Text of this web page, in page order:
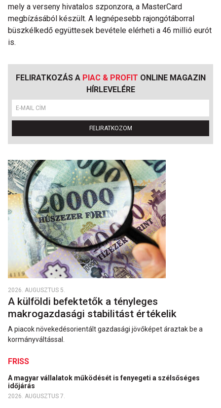
mely a verseny hivatalos szponzora, a MasterCard
megbízásából készült. A legnépesebb rajongótáborral
büszkélkedő együttesek bevétele elérheti a 46 millió eurót
is.
FELIRATKOZÁS A PIAC & PROFIT ONLINE MAGAZIN
HÍRLEVELÉRE
FELIRATKOZOM
2026. AUGUSZTUS 5.
A külföldi befektetők a tényleges
makrogazdasági stabilitást értékelik
A piacok növekedésorientált gazdasági jövőképet áraztak be a
kormányváltással.
FRISS
A magyar vállalatok működését is fenyegeti a szélsőséges
időjárás
2026. AUGUSZTUS 7.